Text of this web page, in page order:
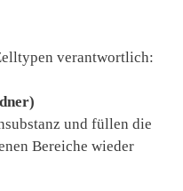
verantwortlich:
und füllen die
Bereiche wieder